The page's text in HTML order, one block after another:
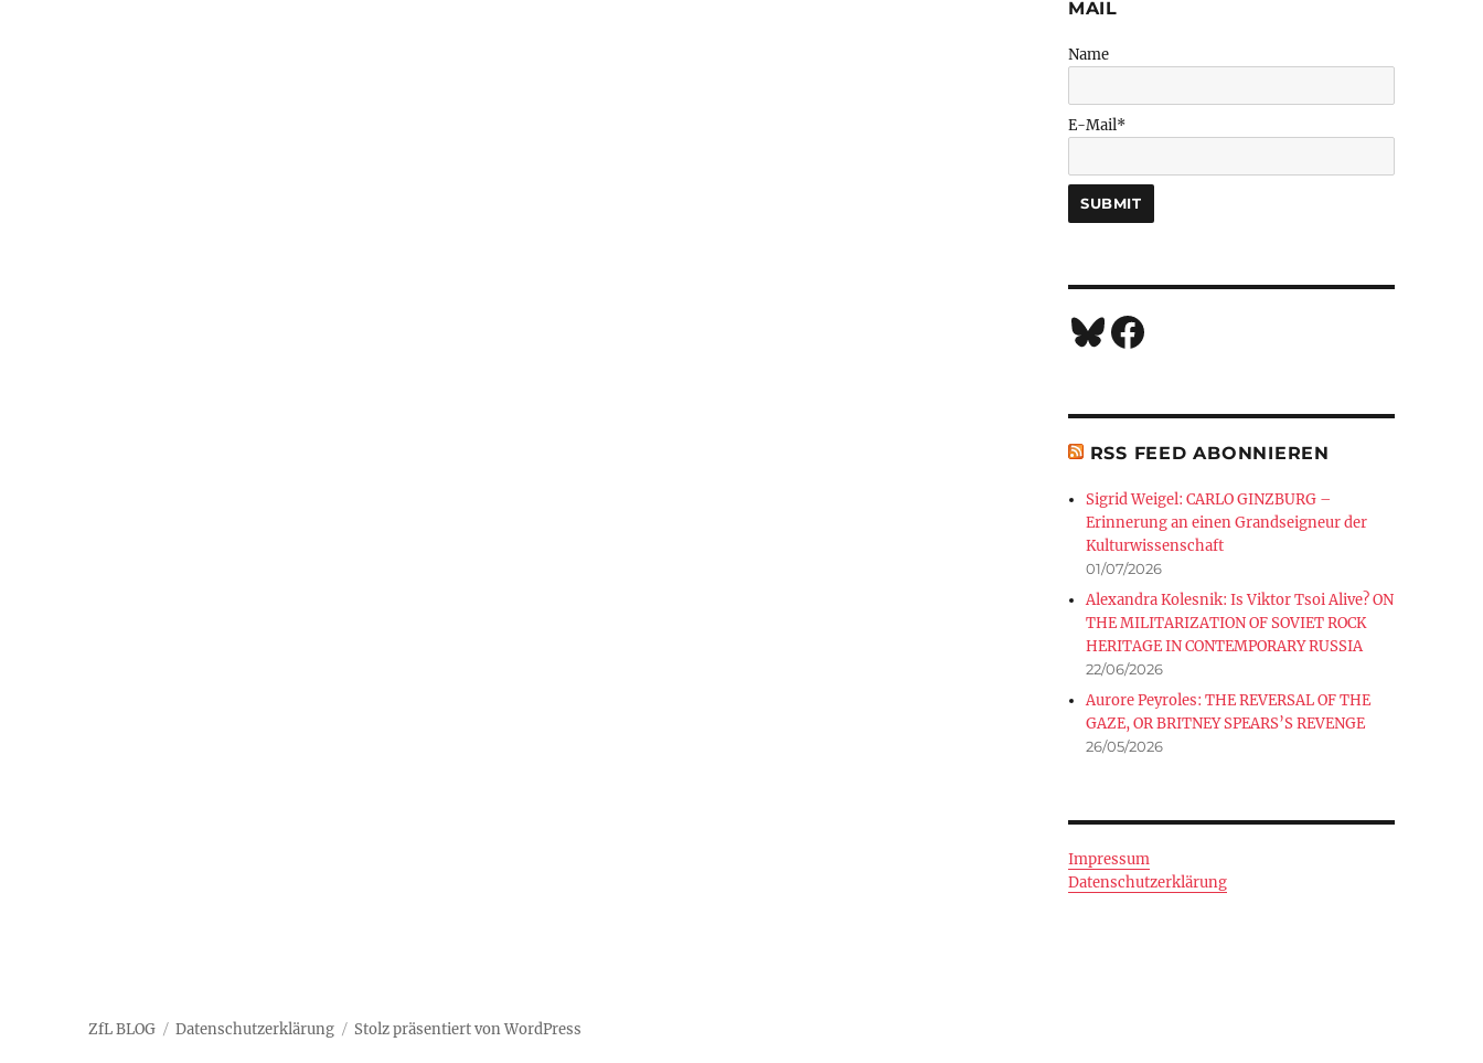
MAIL
Name
E-Mail*
Bluesky
Facebook
RSS FEED ABONNIEREN
Sigrid Weigel: CARLO GINZBURG –
Erinnerung an einen Grandseigneur der
Kulturwissenschaft
01/07/2026
Alexandra Kolesnik: Is Viktor Tsoi Alive? ON
THE MILITARIZATION OF SOVIET ROCK
HERITAGE IN CONTEMPORARY RUSSIA
22/06/2026
Aurore Peyroles: THE REVERSAL OF THE
GAZE, OR BRITNEY SPEARS’S REVENGE
26/05/2026
Impressum
Datenschutzerklärung
ZfL BLOG Datenschutzerklärung Stolz präsentiert von WordPress